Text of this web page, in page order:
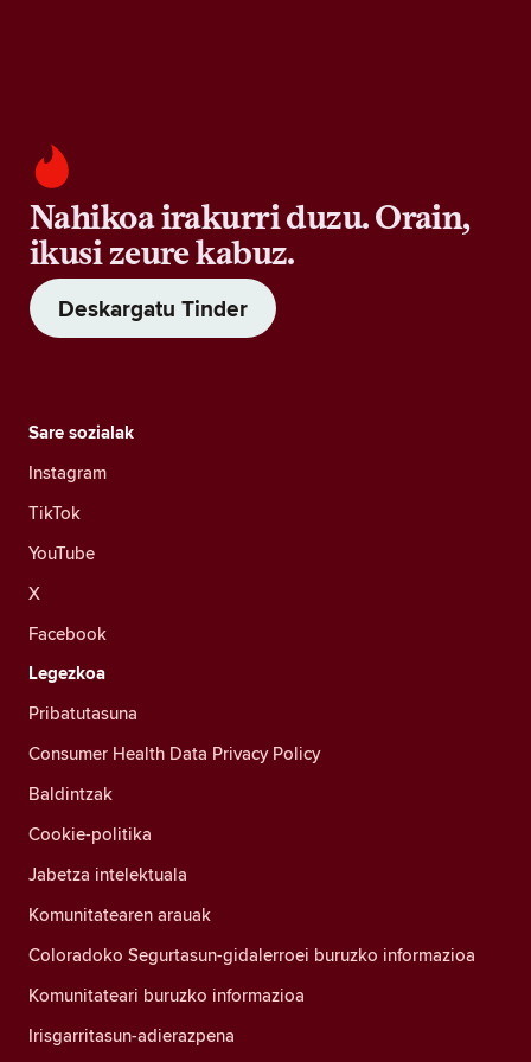
Nahikoa irakurri duzu. Orain,
ikusi zeure kabuz.
Deskargatu Tinder
Sare sozialak
Instagram
TikTok
YouTube
X
Facebook
Legezkoa
Pribatutasuna
Consumer Health Data Privacy Policy
Baldintzak
Cookie-politika
Jabetza intelektuala
Komunitatearen arauak
Coloradoko Segurtasun-gidalerroei buruzko informazioa
Komunitateari buruzko informazioa
Irisgarritasun-adierazpena